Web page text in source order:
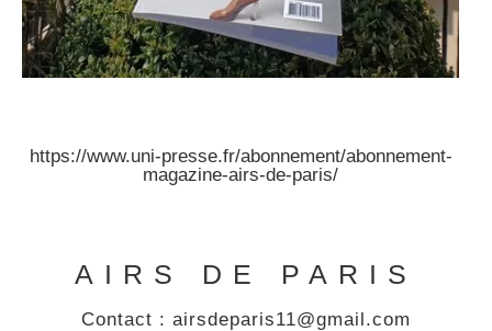
https://www.uni-presse.fr/abonnement/abonnement-
magazine-airs-de-paris/
AIRS DE PARIS
Contact : airsdeparis11@gmail.com